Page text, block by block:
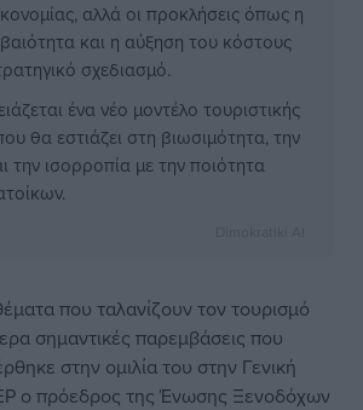
αλλά οι προκλήσεις όπως η
και η αύξηση του κόστους
σχεδιασμό.
ένα νέο μοντέλο τουριστικής
θα εστιάζει στη βιωσιμότητα, την
την ισορροπία με την ποιότητα
που ταλανίζουν τον τουρισμό
σημαντικές παρεμβάσεις που
στην ομιλία του στην Γενική
ο πρόεδρος της Ένωσης Ξενοδόχων